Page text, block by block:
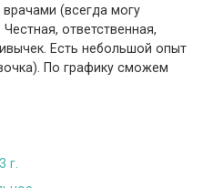
(всегда могу
ответственная,
Есть небольшой опыт
По графику сможем
г.